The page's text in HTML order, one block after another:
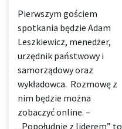
Pierwszym gościem
spotkania będzie Adam
Leszkiewicz, menedżer,
urzędnik państwowy i
samorządowy oraz
wykładowca. Rozmowę z
nim będzie można
zobaczyć online. –
„Popołudnie z liderem” to